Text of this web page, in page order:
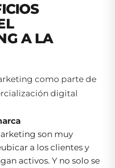
A LA
como parte de
digital
son muy
a los clientes y
activos. Y no solo se